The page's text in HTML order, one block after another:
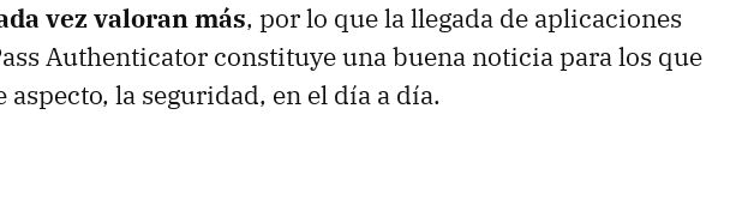
vez valoran más, por lo que la llegada de aplicaciones
Authenticator constituye una buena noticia para los que
aspecto, la seguridad, en el día a día.